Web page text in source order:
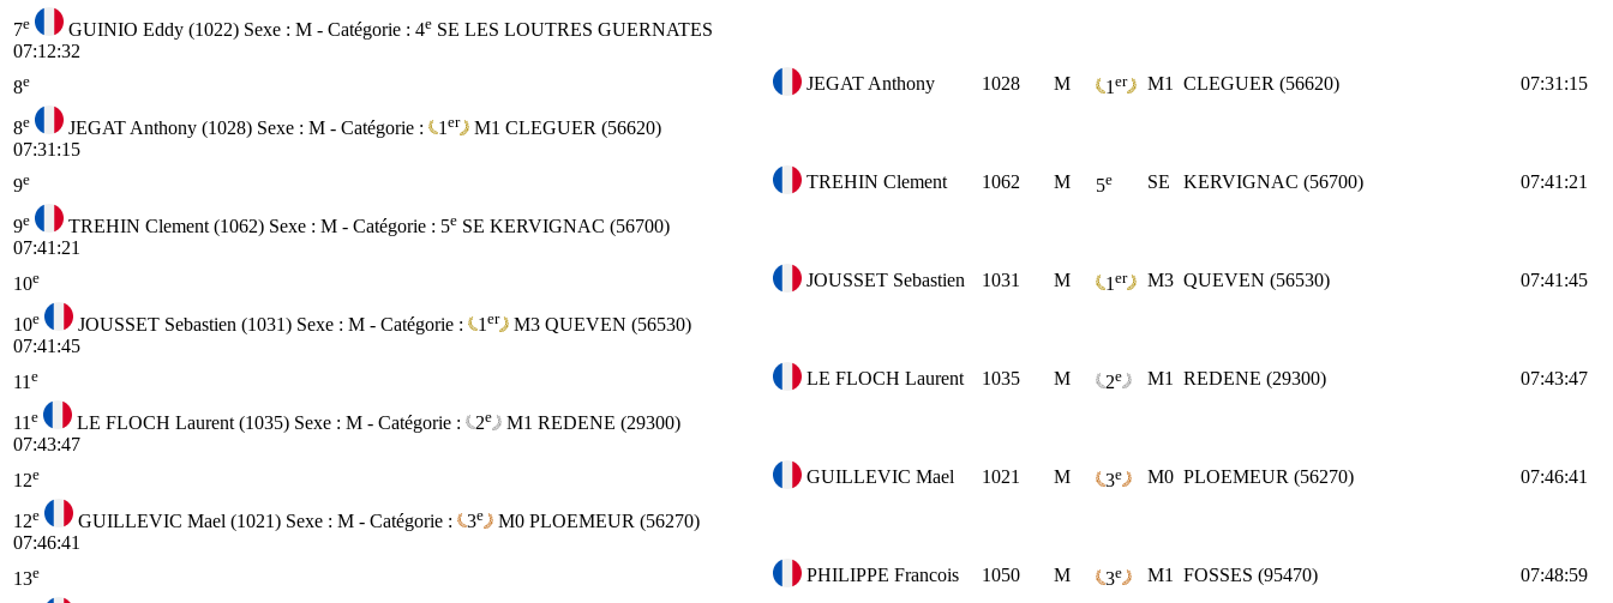
7e GUINIO Eddy (1022) Sexe : M - Catégorie : 4e SE LES LOUTRES GUERNATES
07:12:32
8e JEGAT Anthony 1028 M 1 er M1 CLEGUER (56620) 07:31:15
8e JEGAT Anthony (1028) Sexe : M - Catégorie : 1 er M1 CLEGUER (56620)
07:31:15
9e TREHIN Clement 1062 M 5e SE KERVIGNAC (56700) 07:41:21
9e TREHIN Clement (1062) Sexe : M - Catégorie : 5e SE KERVIGNAC (56700)
07:41:21
10e JOUSSET Sebastien 1031 M 1 er M3 QUEVEN (56530) 07:41:45
10e JOUSSET Sebastien (1031) Sexe : M - Catégorie : 1 er M3 QUEVEN (56530)
07:41:45
11 e LE FLOCH Laurent 1035 M 2e M1 REDENE (29300) 07:43:47
11 e LE FLOCH Laurent (1035) Sexe : M - Catégorie : 2e M1 REDENE (29300)
07:43:47
12e GUILLEVIC Mael 1021 M 3e M0 PLOEMEUR (56270) 07:46:41
12e GUILLEVIC Mael (1021) Sexe : M - Catégorie : 3e M0 PLOEMEUR (56270)
07:46:41
13e PHILIPPE Francois 1050 M 3e M1 FOSSES (95470) 07:48:59